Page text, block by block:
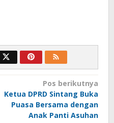
Pos berikutnya
Ketua DPRD Sintang Buka
Puasa Bersama dengan
Anak Panti Asuhan